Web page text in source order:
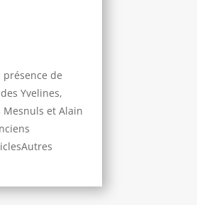
de
Yvelines,
Mesnuls et Alain